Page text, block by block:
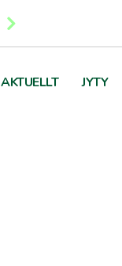
AKTUELLT JYTY